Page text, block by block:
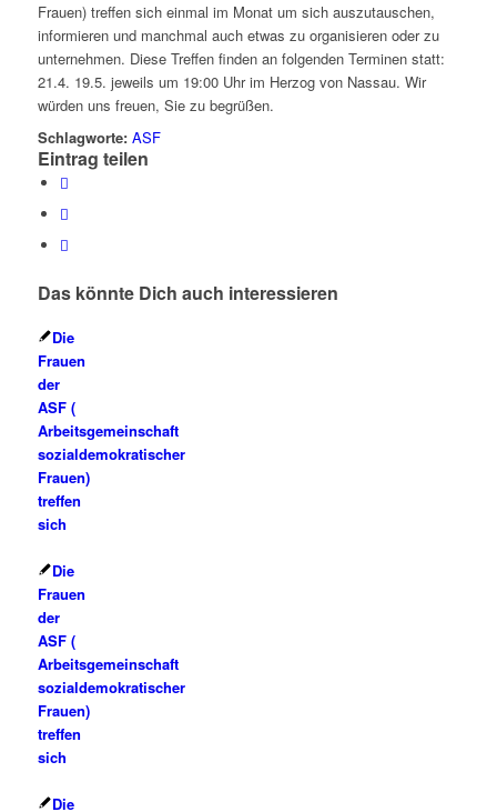
Frauen) treffen sich einmal im Monat um sich auszutauschen,
informieren und manchmal auch etwas zu organisieren oder zu
unternehmen. Diese Treffen finden an folgenden Terminen statt:
21.4. 19.5. jeweils um 19:00 Uhr im Herzog von Nassau. Wir
würden uns freuen, Sie zu begrüßen.
Schlagworte: ASF
Eintrag teilen
Das könnte Dich auch interessieren
Die
Frauen
der
ASF (
Arbeitsgemeinschaft
sozialdemokratischer
Frauen)
treffen
sich
Die
Frauen
der
ASF (
Arbeitsgemeinschaft
sozialdemokratischer
Frauen)
treffen
sich
Die